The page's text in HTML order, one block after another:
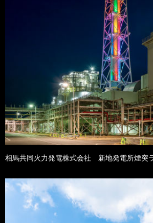
相馬共同火力発電株式会社 新地発電所煙突